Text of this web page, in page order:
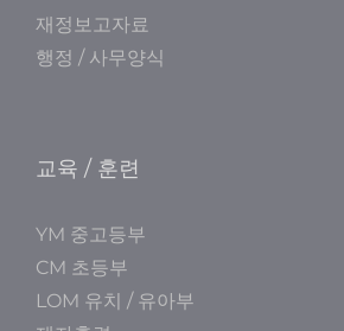
재정보고자료
행정 / 사무양식
교육 / 훈련
YM 중고등부
CM 초등부
LOM 유치 / 유아부